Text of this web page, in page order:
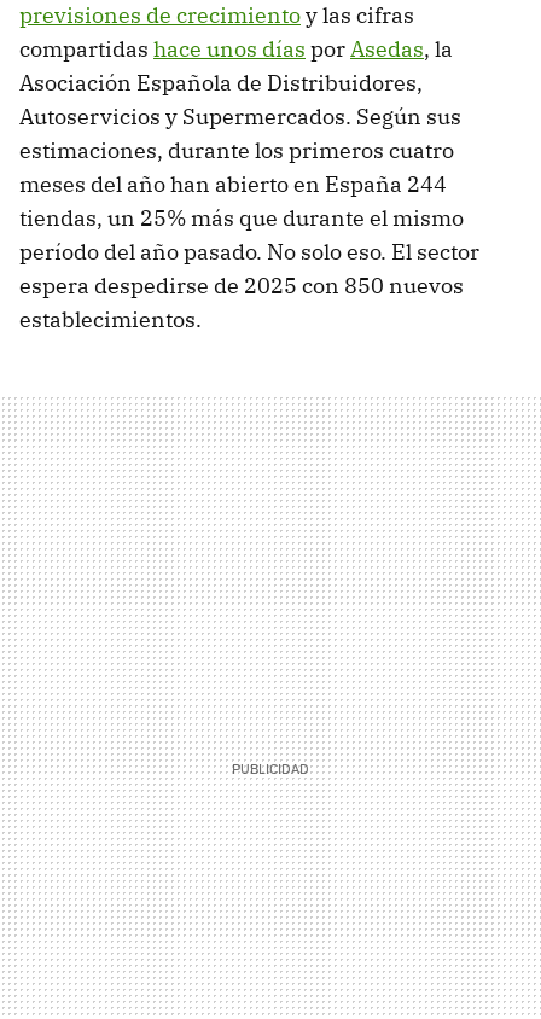
previsiones de crecimientoy las cifras
compartidas hace unos días porAsedas, la
Asociación Española de Distribuidores,
Autoservicios y Supermercados. Según sus
estimaciones, durante los primeros cuatro
meses del año han abierto en España 244
tiendas, un 25% más que durante el mismo
período del año pasado. No solo eso. El sector
espera despedirse de 2025 con 850 nuevos
establecimientos.